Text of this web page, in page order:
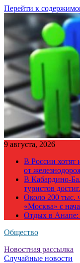
Перейти к
9 августа, 2026
В России хотят
от
В Кабардино-
туристов
Около 200 тыс.
«Москва» с
Отдых в Анапе:
Общество
Новостная рассылка
Случайные новости